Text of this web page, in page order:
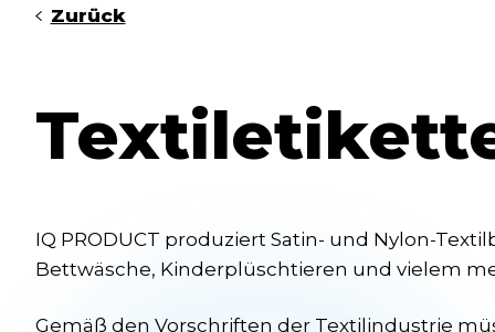
Zurück
IQ PRODUCT produziert Satin- und Nylon-
Bettwäsche, Kinderplüschtieren und vielem
Gemäß den Vorschriften der Textilindustrie